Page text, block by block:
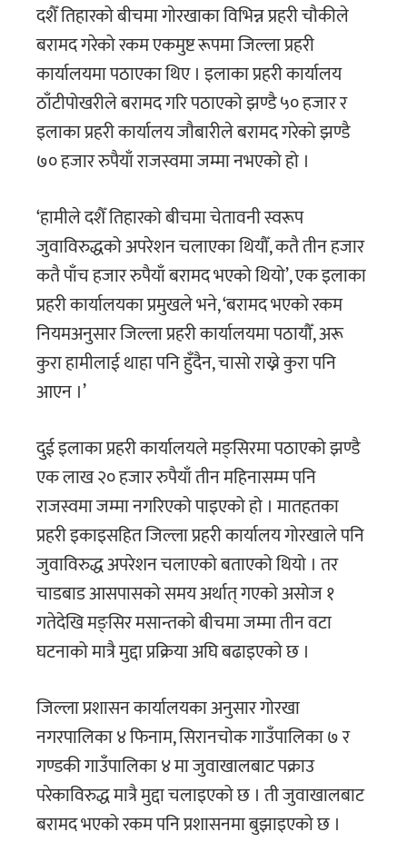
दशैँ तिहारको बीचमा गाेरखाका विभिन्न प्रहरी चौकीले
बरामद गरेको रकम एकमुष्ट रूपमा जिल्ला प्रहरी
कार्यालयमा पठाएका थिए । इलाका प्रहरी कार्यालय
ठाँटीपोखरीले बरामद गरि पठाएको झण्डै ५० हजार र
इलाका प्रहरी कार्यालय जाैबारीले बरामद गरेको झण्डै
७० हजार रुपैयाँ राजस्वमा जम्मा नभएको हो ।
‘हामीले दशैँ तिहारको बीचमा चेतावनी स्वरूप
जुवाविरुद्धको अपरेशन चलाएका थियौँ, कतै तीन हजार
कतै पाँच हजार रुपैयाँ बरामद भएको थियो’, एक इलाका
प्रहरी कार्यालयका प्रमुखले भने, ‘बरामद भएको रकम
नियमअनुसार जिल्ला प्रहरी कार्यालयमा पठायौँ, अरू
कुरा हामीलाई थाहा पनि हुँदैन, चासो राख्ने कुरा पनि
आएन ।’
दुई इलाका प्रहरी कार्यालयले मङ्सिरमा पठाएको झण्डै
एक लाख २० हजार रुपैयाँ तीन महिनासम्म पनि
राजस्वमा जम्मा नगरिएको पाइएको हो । मातहतका
प्रहरी इकाइसहित जिल्ला प्रहरी कार्यालय गोरखाले पनि
जुवाविरुद्ध अपरेशन चलाएको बताएको थियो । तर
चाडबाड आसपासको समय अर्थात् गएकाे असोज १
गतेदेखि मङ्सिर मसान्तको बीचमा जम्मा तीन वटा
घटनाको मात्रै मुद्दा प्रक्रिया अघि बढाइएको छ ।
जिल्ला प्रशासन कार्यालयका अनुसार गोरखा
नगरपालिका ४ फिनाम, सिरानचोक गाउँपालिका ७ र
गण्डकी गाउँपालिका ४ मा जुवाखालबाट पक्राउ
परेकाविरुद्ध मात्रै मुद्दा चलाइएको छ । ती जुवाखालबाट
बरामद भएको रकम पनि प्रशासनमा बुझाइएको छ ।